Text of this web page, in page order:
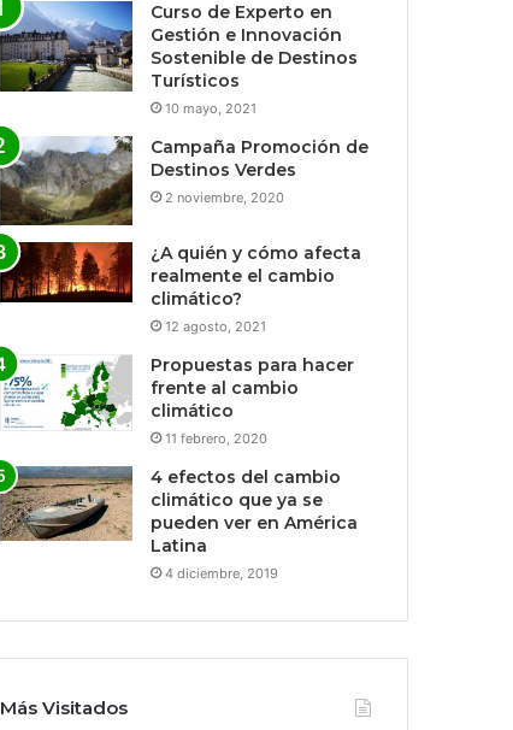
Curso de Experto en
Gestión e Innovación
Sostenible de Destinos
Turísticos
10 mayo, 2021
Campaña Promoción de
Destinos Verdes
2 noviembre, 2020
¿A quién y cómo afecta
realmente el cambio
climático?
12 agosto, 2021
Propuestas para hacer
frente al cambio
climático
11 febrero, 2020
4 efectos del cambio
climático que ya se
pueden ver en América
Latina
4 diciembre, 2019
Más Visitados